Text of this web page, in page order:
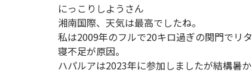
にっこりしようさん
湘南国際、天気は最高でしたね。
私は2009年のフルで20キロ過ぎの関門でリ
寝不足が原因。
ハパルアは2023年に参加しましたが結構暑か